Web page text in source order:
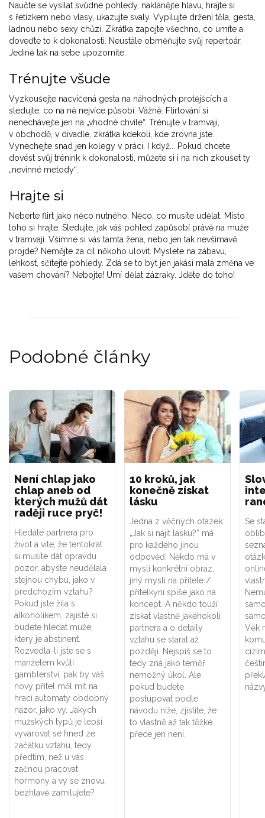
Naučte se vysílat svůdné pohledy, naklánějte hlavu, hrajte si
s řetízkem nebo vlasy, ukazujte svaly. Vypilujte držení těla, gesta,
ladnou nebo sexy chůzi. Zkrátka zapojte všechno, co umíte a
doveďte to k dokonalosti. Neustále obměňujte svůj repertoár.
Jedině tak na sebe upozorníte.
Trénujte všude
Vyzkoušejte nacvičená gesta na náhodných protějšcích a
sledujte, co na ně nejvíce působí. Vážně. Flirtování si
nenechávejte jen na „vhodné chvíle“. Trénujte v tramvaji,
v obchodě, v divadle, zkrátka kdekoli, kde zrovna jste.
Vynechejte snad jen kolegy v práci. I když... Pokud chcete
dovést svůj trénink k dokonalosti, můžete si i na nich zkoušet ty
„nevinné metody“.
Hrajte si
Neberte flirt jako něco nutného. Něco, co musíte udělat. Místo
toho si hrajte. Sledujte, jak váš pohled zapůsobí právě na muže
v tramvaji. Všimne si vás tamta žena, nebo jen tak nevšímavě
projde? Nemějte za cíl někoho ulovit. Myslete na zábavu,
lehkost, sčítejte pohledy. Zdá se to být jen jakási malá změna ve
vašem chování? Nebojte! Umí dělat zázraky. Jděte do toho!
Podobné články
Není chlap jako
chlap aneb od
kterých mužů dát
raději ruce pryč!
Hledáte partnera pro
život a víte, že tentokrát
si musíte dát opravdu
pozor, abyste neudělala
stejnou chybu, jako v
předchozím vztahu?
Pokud jste žila s
alkoholikem, zajisté si
budete hledat muže,
který je abstinent.
Rozvedla-li jste se s
manželem kvůli
gamblerství, pak by váš
nový přítel měl mít na
hrací automaty obdobný
názor, jako vy. Jakých
mužských typů je lepší
vyvarovat se hned ze
začátku vztahu, tedy
předtím, než u vás
začnou pracovat
hormony a vy se znovu
bezhlavě zamilujete?
10 kroků, jak
konečně získat
lásku
Jedna z věčných otázek:
„Jak si najít lásku?“ má
pro každého jinou
odpověď. Někdo má v
mysli konkrétní obraz,
jiný myslí na přítele /
přítelkyni spíše jako na
koncept. A někdo touží
získat vlastně jakéhokoli
partnera a o detaily
vztahu se starat až
později. Nejspíš se to
tedy zná jako téměř
nemožný úkol. Ale
pokud budete
postupovat podle
návodu níže, zjistíte, že
to vlastně až tak těžké
přece jen není.
Se
Věk